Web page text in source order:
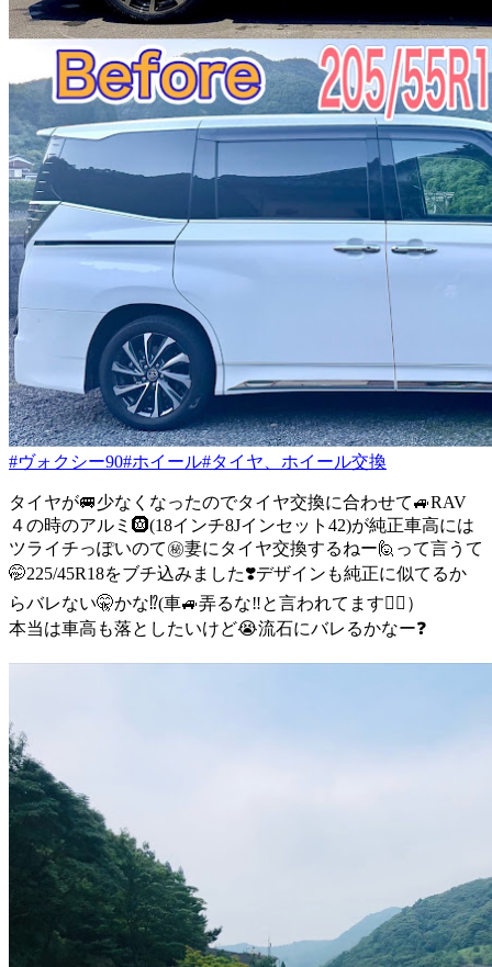
#ヴォクシー90#ホイール#タイヤ、ホイール交換
タイヤが🚐少なくなったのでタイヤ交換に合わせて🚙RAV
４の時のアルミ🛞(18インチ8Jインセット42)が純正車高には
ツライチっぽいのて㊙️妻にタイヤ交換するねー🙋って言うて
🤭225/45R18をブチ込みました❣️デザインも純正に似てるか
らバレない🤫かな⁉️(車🚙弄るな‼️と言われてます🙇‍♂️）
本当は車高も落としたいけど😭流石にバレるかなー❓